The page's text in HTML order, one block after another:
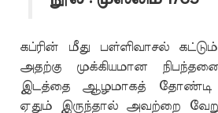
கப்ரின் மீது பள்ளிவாசல்
அதற்கு முக்கியமான
இடத்தை ஆழமாகத் தோண்டி
ஏதும் இருந்தால் அவற்றை